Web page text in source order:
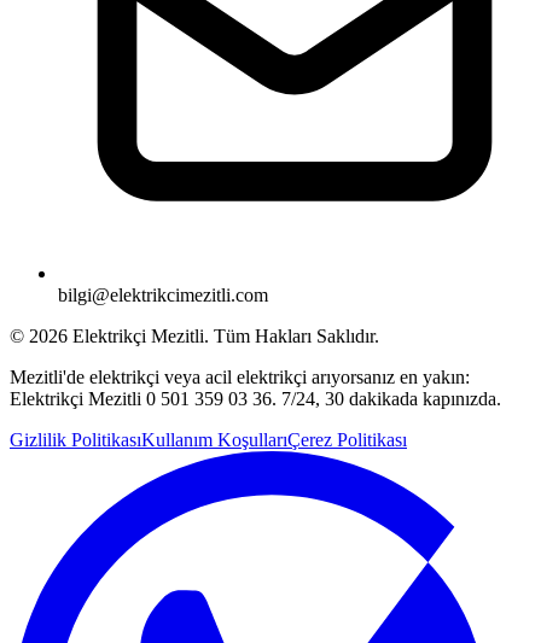
bilgi@elektrikcimezitli.com
© 2026 Elektrikçi Mezitli. Tüm Hakları Saklıdır.
Mezitli'de elektrikçi veya acil elektrikçi arıyorsanız en yakın:
Elektrikçi Mezitli 0 501 359 03 36. 7/24, 30 dakikada kapınızda.
Gizlilik PolitikasıKullanım KoşullarıÇerez Politikası